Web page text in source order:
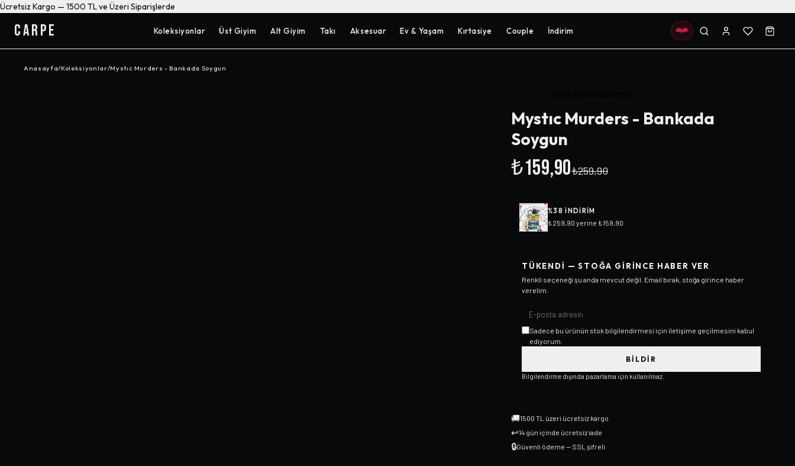
Ücretsiz Kargo — 1500 TL ve Üzeri Siparişlerde
CARPE Koleksiyonlar Üst Giyim Alt Giyim Takı Aksesuar Ev & Yaşam Kırtasiye Couple İndirim
Anasayfa/Koleksiyonlar/Mystıc Murders - Bankada Soygun
Mystıc Murders - Bankada
Soygun
₺159,90₺259,90
%38 INDIRIM
₺259,90 yerine ₺159,90
TÜKENDI — STOĞA GIRINCE HABER VER
Renkli seçeneği şu anda mevcut değil. Email bırak, stoğa girince haber
verelim.
Sadece bu ürünün stok bilgilendirmesi için iletişime geçilmesini kabul
ediyorum.
BILDIR
Bilgilendirme dışında pazarlama için kullanılmaz.
🚚1500 TL üzeri ücretsiz kargo
↩14 gün içinde ücretsiz iade
🔒Güvenli ödeme — SSL şifreli